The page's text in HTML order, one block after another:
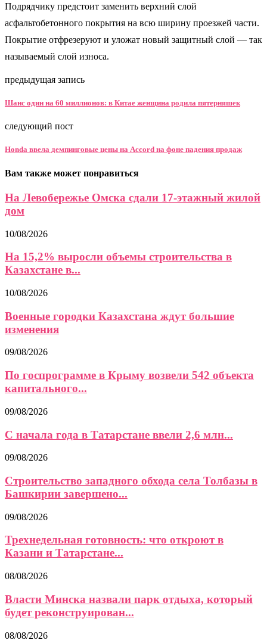
Подрядчику предстоит заменить верхний слой
асфальтобетонного покрытия на всю ширину проезжей части.
Покрытие отфрезеруют и уложат новый защитный слой — так
называемый слой износа.
предыдущая запись
Шанс один на 60 миллионов: в Китае женщина родила пятерняшек
следующий пост
Honda ввела демпинговые цены на Accord на фоне падения продаж
Вам также может понравиться
На Левобережье Омска сдали 17-этажный жилой
дом
10/08/2026
На 15,2% выросли объемы строительства в
Казахстане в...
10/08/2026
Военные городки Казахстана ждут большие
изменения
09/08/2026
По госпрограмме в Крыму возвели 542 объекта
капитального...
09/08/2026
С начала года в Татарстане ввели 2,6 млн...
09/08/2026
Строительство западного обхода села Толбазы в
Башкирии завершено...
09/08/2026
Трехнедельная готовность: что откроют в
Казани и Татарстане...
08/08/2026
Власти Минска назвали парк отдыха, который
будет реконструирован...
08/08/2026